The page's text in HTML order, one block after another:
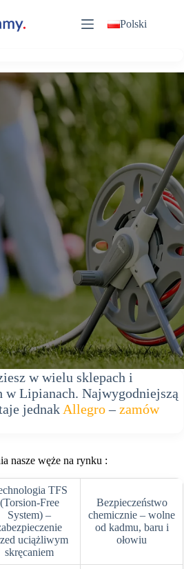
Polski
w wielu sklepach i
w Lipianach. Najwygodniejszą
jednak Allegro–zamów
nasze węże na rynku :
TFS
(Torsion-Free
System) –
uciążliwym
skręcaniem
Bezpieczeństwo
chemicznie – wolne
od kadmu, baru i
ołowiu